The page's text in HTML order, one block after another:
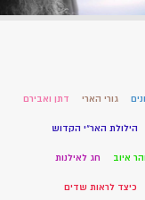
גורי הארי דתן ואבירם
הילולת האר"י הקדוש
איוב חג לאילנות
כיצד לראות שדים